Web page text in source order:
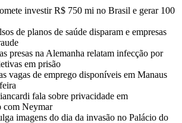
investir R$ 750 mi no Brasil e gerar 100
de planos de saúde disparam e empresas
presas na Alemanha relatam infecção por
em prisão
vagas de emprego disponíveis em Manaus
fala sobre privacidade em
com Neymar
imagens do dia da invasão no Palácio do